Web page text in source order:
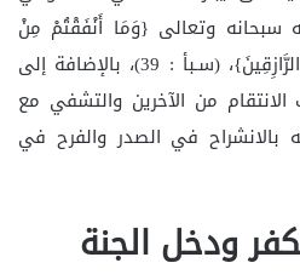
سبحانه وتعالى {وَمَا أَنْفَقْتُمْ مِنْ
شَيْءٍ فَهُوَ يُخْلِفُهُ وَهُوَ خَيْرُ الرَّازِقِينَ}، (سـبأ : 39)، بالإضافة إلى
من الآخرين والتشفي مع
في الصدر والفرح في
ودخل الجنة